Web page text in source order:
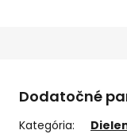
Dodatočné
Kategória: